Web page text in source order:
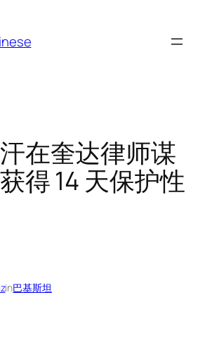
在奎达律师谋
得 14 天保护性
in巴基斯坦